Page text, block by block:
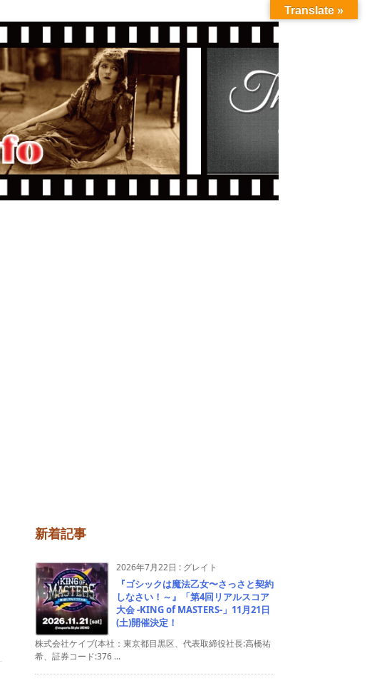
新着記事
2026年7月22日 : グレイト
『ゴシックは魔法乙女〜さっさと契約
しなさい！～』「第4回リアルスコア
大会 -KING of MASTERS-」11月21日
(土)開催決定！
株式会社ケイブ(本社：東京都目黒区、代表取締役社長:高橋祐
希、証券コード:376 ...
Translate »